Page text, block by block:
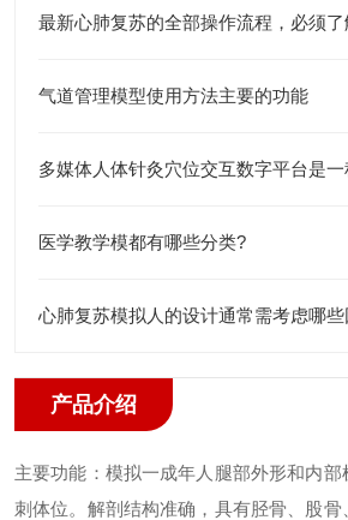
最新心肺复苏的全部操作流程，必须
气道管理模型使用方法主要的功能
医学教学模都有哪些分类?
心肺复苏模拟人的设计通常需考虑哪些
产品介绍
主要功能： 模拟一成年人腿部外形和内
刺体位。 解剖结构准确，具有胫骨、股骨